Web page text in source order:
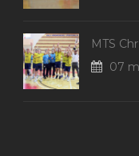
MTS
07